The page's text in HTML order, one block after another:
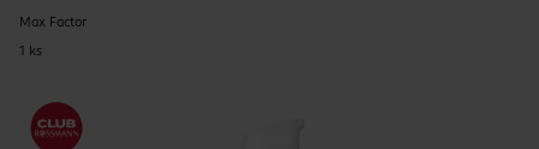
Max Factor
1 ks